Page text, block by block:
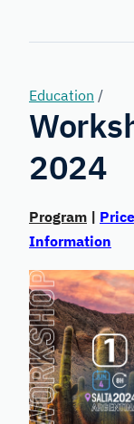
Forensic
Education /
2024
Program |
Information